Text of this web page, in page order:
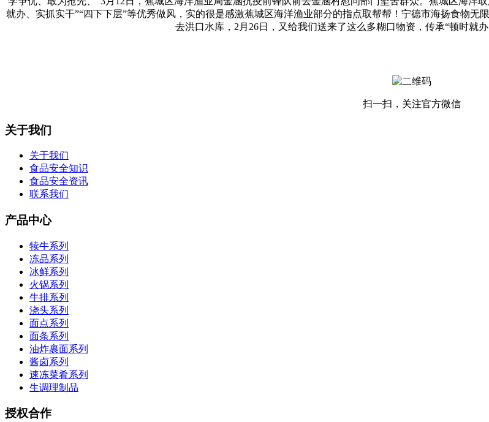
就办、实抓实干”“四下下层”等优秀做风，实的很是感激蕉城区海洋渔业部分的指点取帮帮！宁德市海扬食物
去洪口水库，2月26日，又给我们送来了这么多糊口物资，传承“顿时就
扫一扫，关注官方微信
关于我们
关于我们
食品安全知识
食品安全资讯
联系我们
产品中心
犊牛系列
冻品系列
冰鲜系列
火锅系列
牛排系列
浇头系列
面点系列
面条系列
油炸裹面系列
酱卤系列
速冻菜肴系列
生调理制品
授权合作